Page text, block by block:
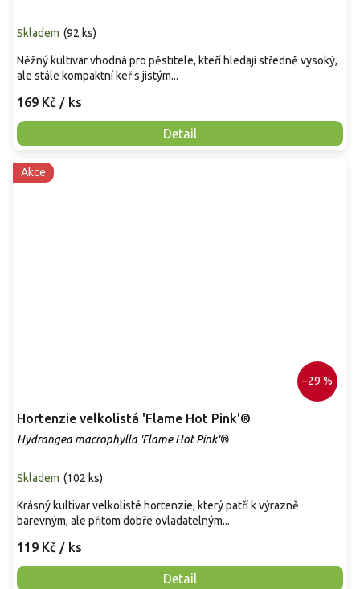
Skladem (92 ks)
169 Kč / ks
Detail
Něžný kultivar vhodná pro pěstitele, kteří hledají středně vysoký,
ale stále kompaktní keř s jistým...
Akce
–29 %
Hortenzie velkolistá 'Flame Hot Pink'®
Hydrangea macrophylla 'Flame Hot Pink'®
Skladem (102 ks)
119 Kč / ks
Detail
Krásný kultivar velkolisté hortenzie, který patří k výrazně
barevným, ale přitom dobře ovladatelným...